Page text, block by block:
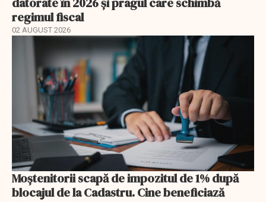
regimul fiscal
02 AUGUST 2026
Moștenitorii scapă de impozitul de 1% după
blocajul de la Cadastru. Cine beneficiază